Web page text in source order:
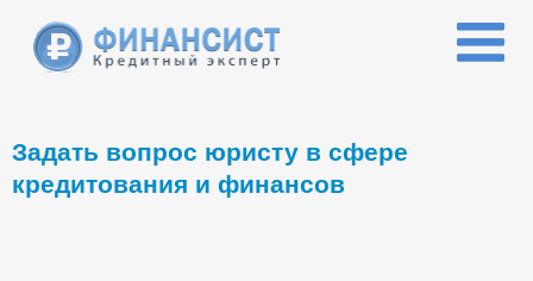
Задать вопрос юристу в сфере
кредитования и финансов